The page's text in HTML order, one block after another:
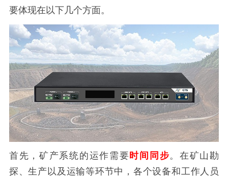
要体现在以下几个方面。
首先，矿产系统的运作需要 时间同步。在矿山勘
探、生产以及运输等环节中，各个设备和工作人员